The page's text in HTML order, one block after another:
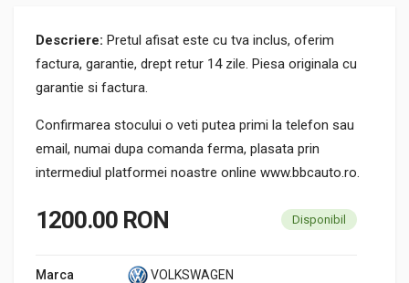
Descriere: Pretul afisat este cu tva inclus, oferim
factura, garantie, drept retur 14 zile. Piesa originala cu
garantie si factura.
Confirmarea stocului o veti putea primi la telefon sau
email, numai dupa comanda ferma, plasata prin
intermediul platformei noastre online www.bbcauto.ro.
1200.00 RON Disponibil
Marca
VOLKSWAGEN